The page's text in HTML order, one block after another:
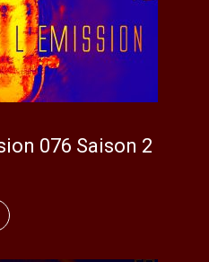
076 Saison 2